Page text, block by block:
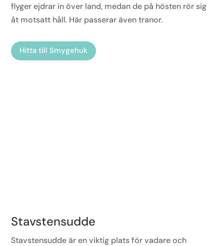
flyger ejdrar in över land, medan de på hösten rör sig
åt motsatt håll. Här passerar även tranor.
Hitta till Smygehuk
Stavstensudde
Stavstensudde är en viktig plats för vadare och